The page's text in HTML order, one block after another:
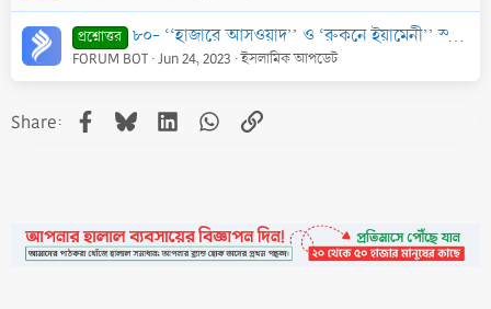
প্রশ্নোত্তর ৮০- ‘‘হাজারে আসওয়াদ’’ ও ‘রুকনে ইয়ামেনী’’ স্পর্শ করার ফযীলত জানতে চাই?
FORUM BOT Jun 24, 2023 ইসলামিক আপডেট
Share: Facebook
BlueskyLinkedInWhatsApp
Link